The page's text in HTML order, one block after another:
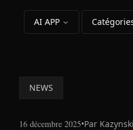
AI APP
NEWS
16 décembre 2025•Par Kazynski